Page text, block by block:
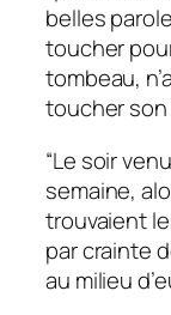
belles
toucher
tombeau,
toucher son
“Le soir
semaine,
trouvaient
par crainte
au milieu